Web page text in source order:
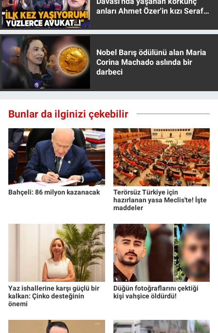
anları Ahmet Özer'in kızı Seraf
Nobel Barış ödülünü alan Maria
Corina Machado aslında bir
darbeci
Bunlar da ilginizi çekebilir
Bahçeli: 86 milyon kazanacak
Terörsüz Türkiye için
hazırlanan yasa Meclis'te! İşte
maddeler
Yaz ishallerine karşı güçlü bir
kalkan: Çinko desteğinin
önemi
Düğün fotoğraflarını çektiği
kişi vahşice öldürdü!